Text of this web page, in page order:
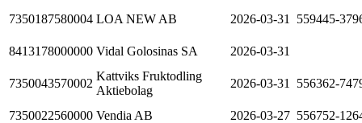
7350187580004 LOA NEW AB 2026-03-31 559445-
8413178000000 Vidal Golosinas SA 2026-03-31
7350043570002
Kattviks Fruktodling
Aktiebolag
2026-03-31 556362-
7350022560000 Vendia AB 2026-03-27 556752-